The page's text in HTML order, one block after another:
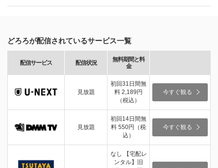
どろろが配信されているサービス一覧
配信サービス 配信状況
無料期間と料
金
見放題
初回31日間無
料 2,189円
（税込）
今すぐ観る
見放題
初回14日間無
料 550円（税
込）
今すぐ観る
なし 【宅配レ
ンタル】旧